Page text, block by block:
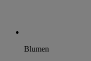
Blumen